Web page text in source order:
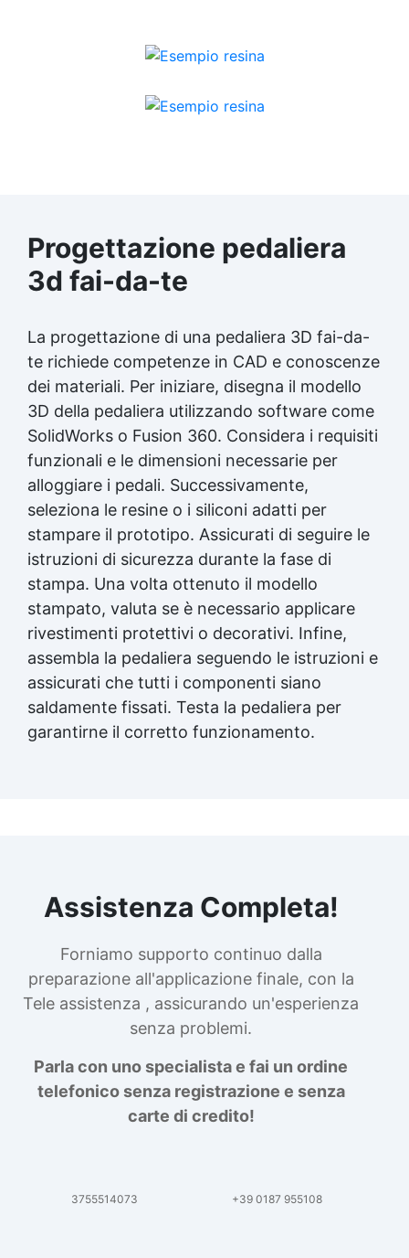
Progettazione pedaliera
3d fai-da-te
La progettazione di una pedaliera 3D fai-da-
te richiede competenze in CAD e conoscenze
dei materiali. Per iniziare, disegna il modello
3D della pedaliera utilizzando software come
SolidWorks o Fusion 360. Considera i requisiti
funzionali e le dimensioni necessarie per
alloggiare i pedali. Successivamente,
seleziona le resine o i siliconi adatti per
stampare il prototipo. Assicurati di seguire le
istruzioni di sicurezza durante la fase di
stampa. Una volta ottenuto il modello
stampato, valuta se è necessario applicare
rivestimenti protettivi o decorativi. Infine,
assembla la pedaliera seguendo le istruzioni e
assicurati che tutti i componenti siano
saldamente fissati. Testa la pedaliera per
garantirne il corretto funzionamento.
Assistenza Completa!
Forniamo supporto continuo dalla
preparazione all'applicazione finale, con la
Tele assistenza , assicurando un'esperienza
senza problemi.
Parla con uno specialista e fai un ordine
telefonico senza registrazione e senza
carte di credito!
3755514073 +39 0187 955108